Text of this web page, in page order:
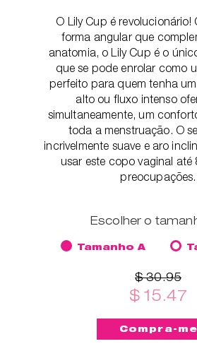
O Lily Cup é revolucionário!
forma angular que
anatomia, o Lily Cup é o
que se pode enrolar como
perfeito para quem tenha
alto ou fluxo intenso
simultaneamente, um
toda a menstruação. O
incrivelmente suave e aro
usar este copo vaginal até
preocupações.
Escolher o
Tamanho A
$ 30.95
$ 15.47